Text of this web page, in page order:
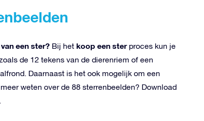
een ster? Bij het koop een sterproces kun je
de 12 tekens van de dierenriem of een
Daarnaast is het ook mogelijk om een
weten over de 88 sterrenbeelden? Download
.